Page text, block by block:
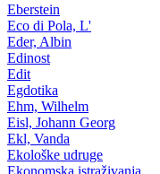
Eberstein
Eco di Pola, L'
Eder, Albin
Edinost
Edit
Egdotika
Ehm, Wilhelm
Eisl, Johann Georg
Ekl, Vanda
Ekološke udruge
Ekonomska istraživanja